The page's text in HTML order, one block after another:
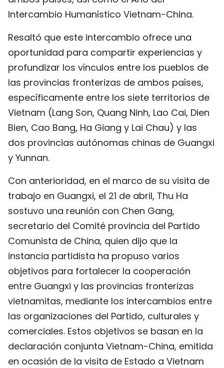
Intercambio Humanístico Vietnam-China.
Resaltó que este intercambio ofrece una
oportunidad para compartir experiencias y
profundizar los vínculos entre los pueblos de
las provincias fronterizas de ambos países,
específicamente entre los siete territorios de
Vietnam (Lang Son, Quang Ninh, Lao Cai, Dien
Bien, Cao Bang, Ha Giang y Lai Chau) y las
dos provincias autónomas chinas de Guangxi
y Yunnan.
Con anterioridad, en el marco de su visita de
trabajo en Guangxi, el 21 de abril, Thu Ha
sostuvo una reunión con Chen Gang,
secretario del Comité provincia del Partido
Comunista de China, quien dijo que la
instancia partidista ha propuso varios
objetivos para fortalecer la cooperación
entre Guangxi y las provincias fronterizas
vietnamitas, mediante los intercambios entre
las organizaciones del Partido, culturales y
comerciales. Estos objetivos se basan en la
declaración conjunta Vietnam-China, emitida
en ocasión de la visita de Estado a Vietnam